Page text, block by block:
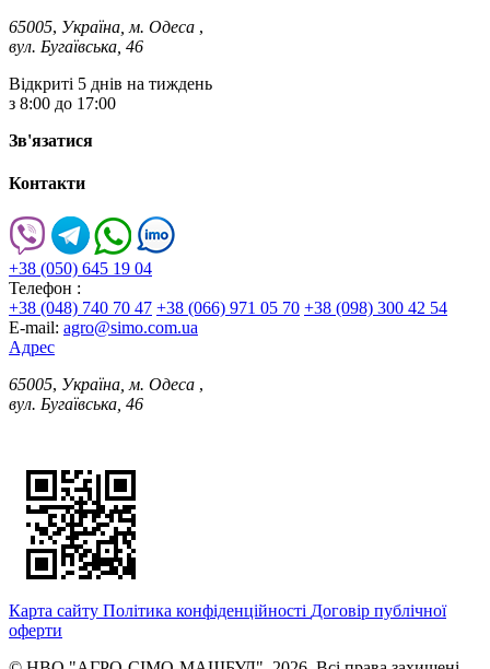
65005, Україна, м. Одеса ,
вул. Бугаївська, 46
Відкриті 5 днів на тиждень
з 8:00 до 17:00
Зв'язатися
Контакти
+38 (050) 645 19 04
Телефон :
+38 (048) 740 70 47 +38 (066) 971 05 70 +38 (098) 300 42 54
E-mail: agro@simo.com.ua
Адрес
65005, Україна, м. Одеса ,
вул. Бугаївська, 46
Карта сайту Політика конфіденційності Договір публічної
оферти